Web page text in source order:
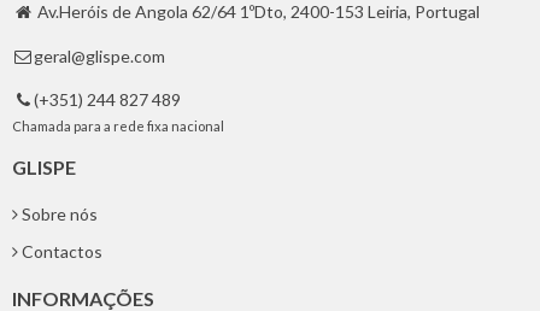
 Av.Heróis de Angola 62/64 1ºDto, 2400-153 Leiria, Portugal
 geral@glispe.com
 (+351) 244 827 489
Chamada para a rede fixa nacional
GLISPE
Sobre nós
Contactos
INFORMAÇÕES